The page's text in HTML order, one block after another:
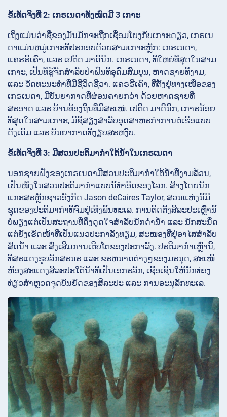
ຂໍ້ເທັດຈິງທີ່ 2: ເກຣເນດາທັງໝົດມີ 3 ເກາະ
ເຖິງແມ່ນວ່າຊື່ຂອງມັນມັກຈະຖືກເຊື່ອມໂຍງກັບເກາະດຽວ, ເກຣເນ
ດາແມ່ນຫມູ່ເກາະທີ່ປະກອບດ້ວຍສາມເກາະຫຼັກ: ເກຣເນດາ,
ແຄຣຣີເຄົາ, ແລະ ເປຕິດ ມາດີນິກ. ເກຣເນດາ, ທີ່ໃຫຍ່ທີ່ສຸດໃນສາມ
ເກາະ, ເປັນທີ່ຮູ້ຈັກສໍາລັບປ່າຝົນທີ່ອຸດົມສົມບູນ, ຫາດຊາຍທີ່ງາມ,
ແລະ ວັດທະນະທໍາທີ່ມີຊີວິດຊີວາ. ແຄຣຣີເຄົາ, ທີ່ຕັ້ງຢູ່ທາງເໜືອຂອງ
ເກຣເນດາ, ມີບັນຍາກາດທີ່ຜ່ອນຄາຍກວ່າ ດ້ວຍຫາດຊາຍທີ່
ສະອາດ ແລະ ບ້ານທ້ອງຖິ່ນທີ່ມີສະເໜ່. ເປຕິດ ມາດີນິກ, ເກາະນ້ອຍ
ທີ່ສຸດໃນສາມເກາະ, ມີຊື່ສຽງສໍາລັບອຸດສາຫະກຳການຕໍ່ເຮືອແບບ
ດັ້ງເດີມ ແລະ ບັນຍາກາດທີ່ງຽບສະຫງົບ.
ຂໍ້ເທັດຈິງທີ່ 3: ມີສວນປະຕິມາກຳໃຕ້ນ້ໍາໃນເກຣເນດາ
ນອກຊາຍຝັ່ງຂອງເກຣເນດາມີສວນປະຕິມາກຳໃຕ້ນ້ໍາທີ່ງາມລ້ວນ,
ເປັນໜຶ່ງໃນສວນປະຕິມາກຳແບບນີ້ທໍາອິດຂອງໂລກ. ສ້າງໂດຍນັກ
ແກະສະຫຼັກຊາວອັງກິດ Jason deCaires Taylor, ສວນແຫ່ງນີ້ມີ
ຊຸດຂອງປະຕິມາກຳທີ່ຈົມຢູ່ເທິງພື້ນທະເລ. ການຕິດຕັ້ງສິລະປະເຫຼົ່ານີ້
ບໍ່ພຽງແຕ່ເປັນສະຖານທີ່ດຶງດູດໃຈສໍາລັບນັກດໍານ້ໍາ ແລະ ນັກສະນໍິດ
ແຕ່ຍັງເຮັດໜ້າທີ່ເປັນແນວປະກາລັງທຽມ, ສະໜອງທີ່ຢູ່ອາໄສສໍາລັບ
ສັດນ້ໍາ ແລະ ສົ່ງເສີມການເຕີບໂຕຂອງປະກາລັງ. ປະຕິມາກຳເຫຼົ່ານີ້,
ທີ່ສະແດງຮູບລັກສະນະ ແລະ ຂະຫນາດຕ່າງໆຂອງມະນຸດ, ສະເໜີ
ຫ້ອງສະແດງສິລະປະໃຕ້ນ້ໍາທີ່ເປັນເອກະລັກ, ເຊື້ອເຊີນໃຫ້ນັກທ່ອງ
ທ່ຽວສໍາຫຼວດຈຸດບັນຍັດຂອງສິລະປະ ແລະ ການອະນຸລັກທະເລ.